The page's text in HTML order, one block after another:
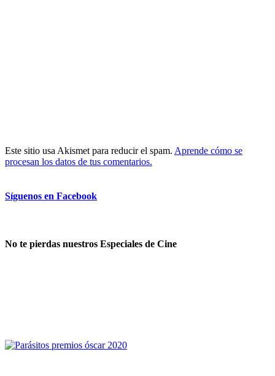
Este sitio usa Akismet para reducir el spam. Aprende cómo se
procesan los datos de tus comentarios.
Síguenos en Facebook
No te pierdas nuestros Especiales de Cine